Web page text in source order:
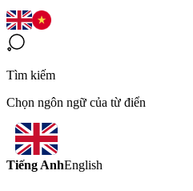
Tìm kiếm
Chọn ngôn ngữ của từ điển
Tiếng AnhEnglish